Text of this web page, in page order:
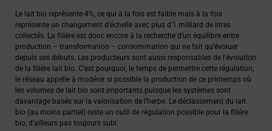
Le lait bio représente 4%, ce qui à la fois est faible mais à la fois
représente un changement d’échelle avec plus d’1 milliard de litres
collectés. La filière est donc encore à la recherche d’un équilibre entre
production – transformation – consommation qui ne fait qu’évoluer
depuis ses débuts. Les producteurs sont aussi responsables de l’évolution
de la filière lait bio. C’est pourquoi, le temps de permettre cette régulation,
le réseau appelle à modérer si possible la production de ce printemps où
les volumes de lait bio sont importants puisque les systèmes sont
davantage basés sur la valorisation de l’herbe. Le déclassement du lait
bio (au moins partiel) reste un outil de régulation possible pour la filière
bio, d’ailleurs pas toujours subi.